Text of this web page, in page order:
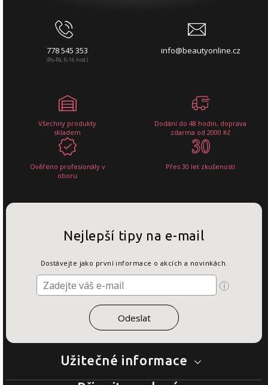
778 545 353
(Po-Pá, 8-16 hod.)
info@beautyonline.cz
Všechny produkty
skladem
Dodání do 48 hodin, doprava
zdarma od 2000 Kč
Ověřeno profesionály v
oboru
Přes 30 let zkušeností
Užitečné informace
Nejlepší tipy na e-mail
Dostávejte jako první informace o akcích a novinkách.